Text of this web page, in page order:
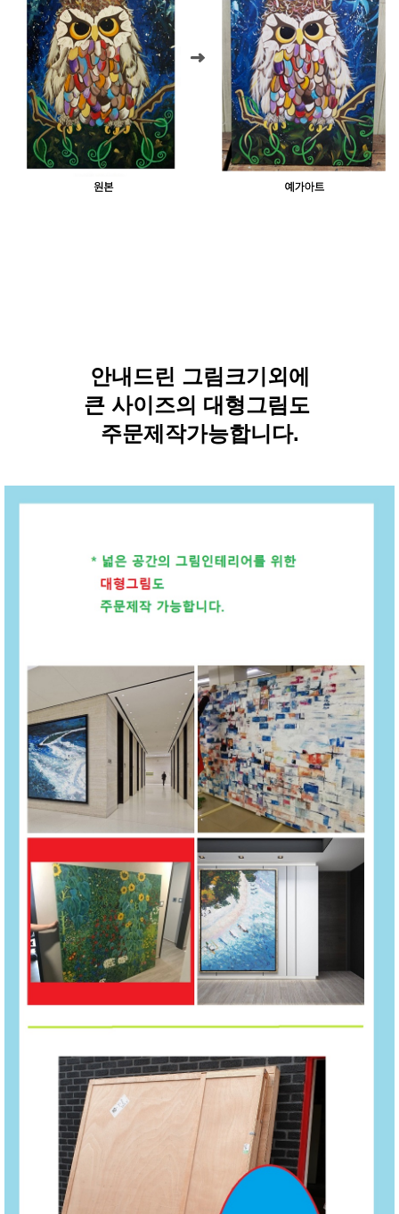
안내드린 그림크기외에
큰 사이즈의 대형그림도
주문제작가능합니다.